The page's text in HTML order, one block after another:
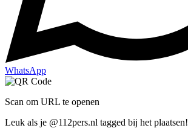
WhatsApp
Scan om URL te openen
Leuk als je @112pers.nl tagged bij het plaatsen!